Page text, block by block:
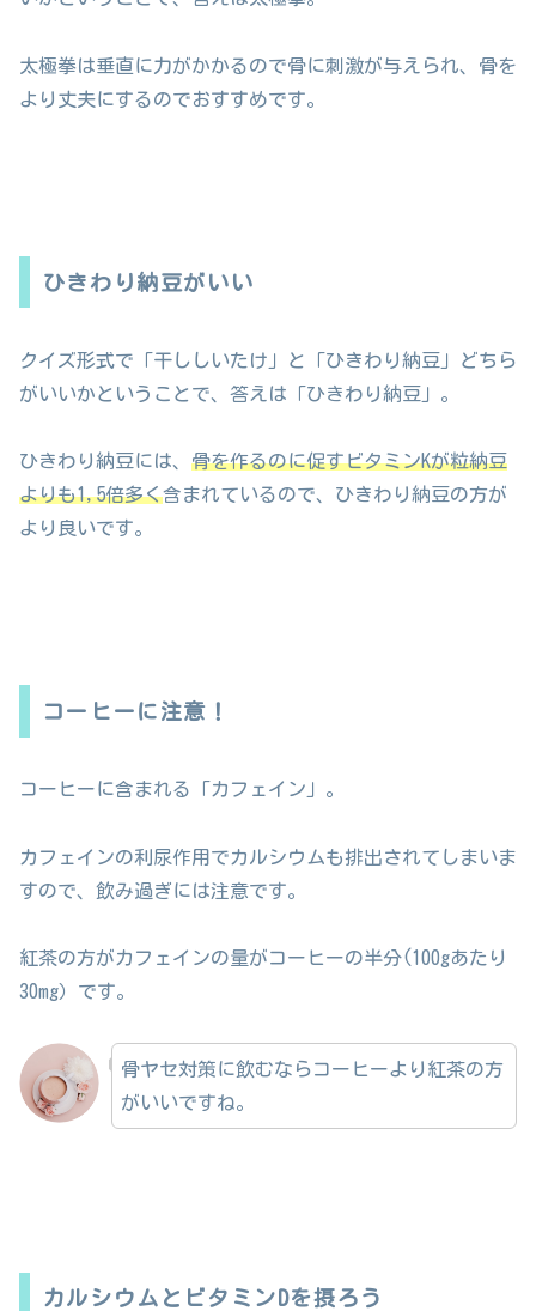
太極拳は垂直に力がかかるので骨に刺激が与えられ、骨を
より丈夫にするのでおすすめです。
ひきわり納豆がいい
クイズ形式で「干ししいたけ」と「ひきわり納豆」どちら
がいいかということで、答えは「ひきわり納豆」。
ひきわり納豆には、 骨を作るのに促すビタミンKが粒納豆
よりも1,5倍多く含まれているので、ひきわり納豆の方が
より良いです。
コーヒーに注意！
コーヒーに含まれる「カフェイン」。
カフェインの利尿作用でカルシウムも排出されてしまいま
すので、飲み過ぎには注意です。
紅茶の方がカフェインの量がコーヒーの半分(100gあたり
30mg）です。
骨ヤセ対策に飲むならコーヒーより紅茶の方
がいいですね。
カルシウムとビタミンDを摂ろう